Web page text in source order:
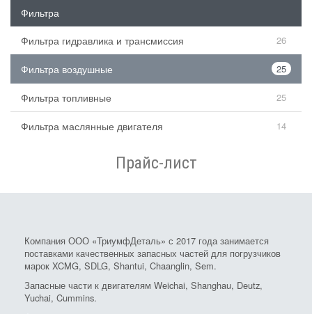
Фильтра
Фильтра гидравлика и трансмиссия
26
Фильтра воздушные 25
Фильтра топливные 25
Фильтра маслянные двигателя 14
Прайс-лист
Компания ООО «ТриумфДеталь» с 2017 года занимается
поставками качественных запасных частей для погрузчиков
марок XCMG, SDLG, Shantui, Chaanglin, Sem.
Запасные части к двигателям Weichai, Shanghau, Deutz,
Yuchai, Cummins.